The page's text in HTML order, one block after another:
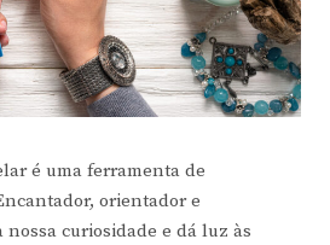
é uma ferramenta de
orientador e
curiosidade e dá luz às